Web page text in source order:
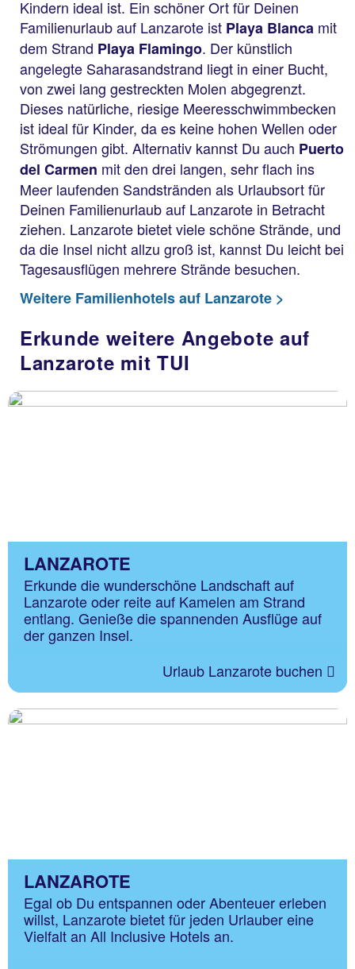
Kindern ideal ist. Ein schöner Ort für Deinen
Familienurlaub auf Lanzarote ist Playa Blanca mit
dem Strand Playa Flamingo. Der künstlich
angelegte Saharasandstrand liegt in einer Bucht,
von zwei lang gestreckten Molen abgegrenzt.
Dieses natürliche, riesige Meeresschwimmbecken
ist ideal für Kinder, da es keine hohen Wellen oder
Strömungen gibt. Alternativ kannst Du auch Puerto
del Carmen mit den drei langen, sehr flach ins
Meer laufenden Sandstränden als Urlaubsort für
Deinen Familienurlaub auf Lanzarote in Betracht
ziehen. Lanzarote bietet viele schöne Strände, und
da die Insel nicht allzu groß ist, kannst Du leicht bei
Tagesausflügen mehrere Strände besuchen.
Weitere Familienhotels auf Lanzarote >
Erkunde weitere Angebote auf
Lanzarote mit TUI
LANZAROTE
Erkunde die wunderschöne Landschaft auf
Lanzarote oder reite auf Kamelen am Strand
entlang. Genieße die spannenden Ausflüge auf
der ganzen Insel.
Urlaub Lanzarote buchen
LANZAROTE
Egal ob Du entspannen oder Abenteuer erleben
willst, Lanzarote bietet für jeden Urlauber eine
Vielfalt an All Inclusive Hotels an.